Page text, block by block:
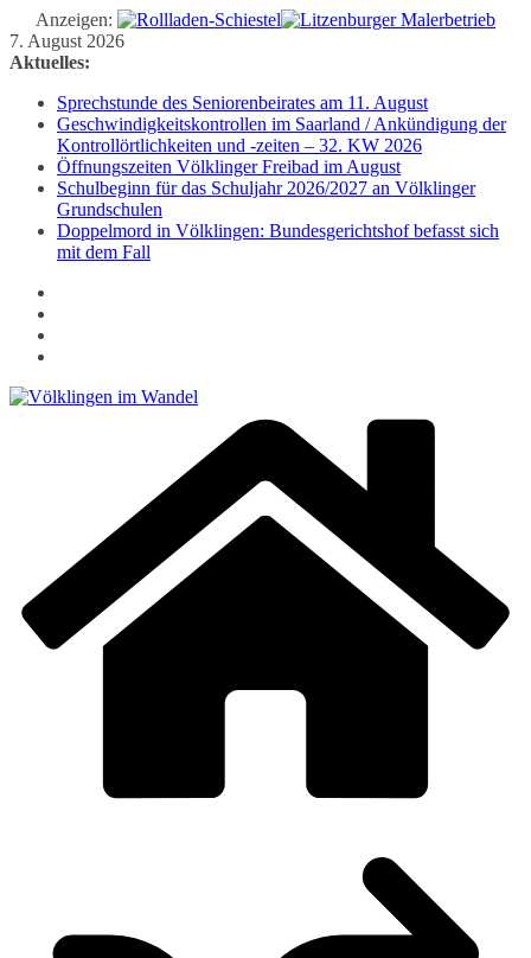
Anzeigen:
Zum
Inhalt
7. August 2026
Aktuelles:
Sprechstunde des Seniorenbeirates am 11. August
Geschwindigkeitskontrollen im Saarland / Ankündigung der
Kontrollörtlichkeiten und -zeiten – 32. KW 2026
Öffnungszeiten Völklinger Freibad im August
Schulbeginn für das Schuljahr 2026/2027 an Völklinger
Grundschulen
Doppelmord in Völklingen: Bundesgerichtshof befasst sich
mit dem Fall